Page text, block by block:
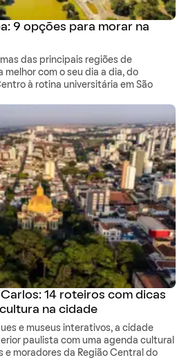
9 opções para morar na
das principais regiões de
melhor com o seu dia a dia, do
à rotina universitária em São
14 roteiros com dicas
na cidade
e museus interativos, a cidade
paulista com uma agenda cultural
moradores da Região Central do